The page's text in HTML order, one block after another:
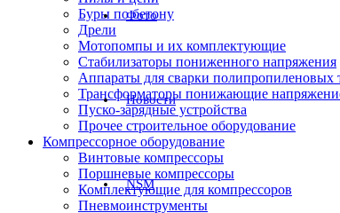
Фото
Новости
NSM
Буры по бетону
Дрели
Мотопомпы и их комплектующие
Стабилизаторы пониженного напряжения
Аппараты для сварки полипропиленовых
Трансформаторы понижающие
Пуско-зарядные устройства
Прочее строительное оборудование
Компрессорное оборудование
Винтовые компрессоры
Поршневые компрессоры
Комплектующие для компрессоров
Пневмоинструменты